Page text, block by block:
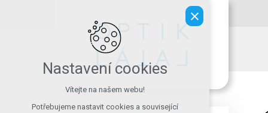
Nastavení cookies
Vítejte na našem webu!
Potřebujeme nastavit cookies a související